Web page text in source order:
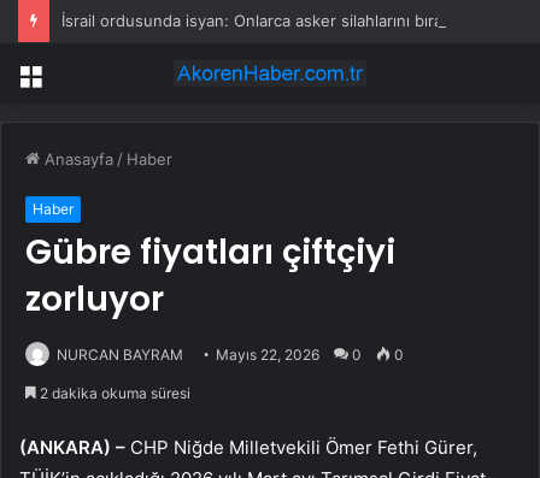
Menü
Anasayfa / Haber
Haber
Gübre fiyatları çiftçiyi
zorluyor
NURCAN BAYRAM Mayıs 22, 2026 0 0
2 dakika okuma süresi
(ANKARA) – CHP Niğde Milletvekili Ömer Fethi Gürer,